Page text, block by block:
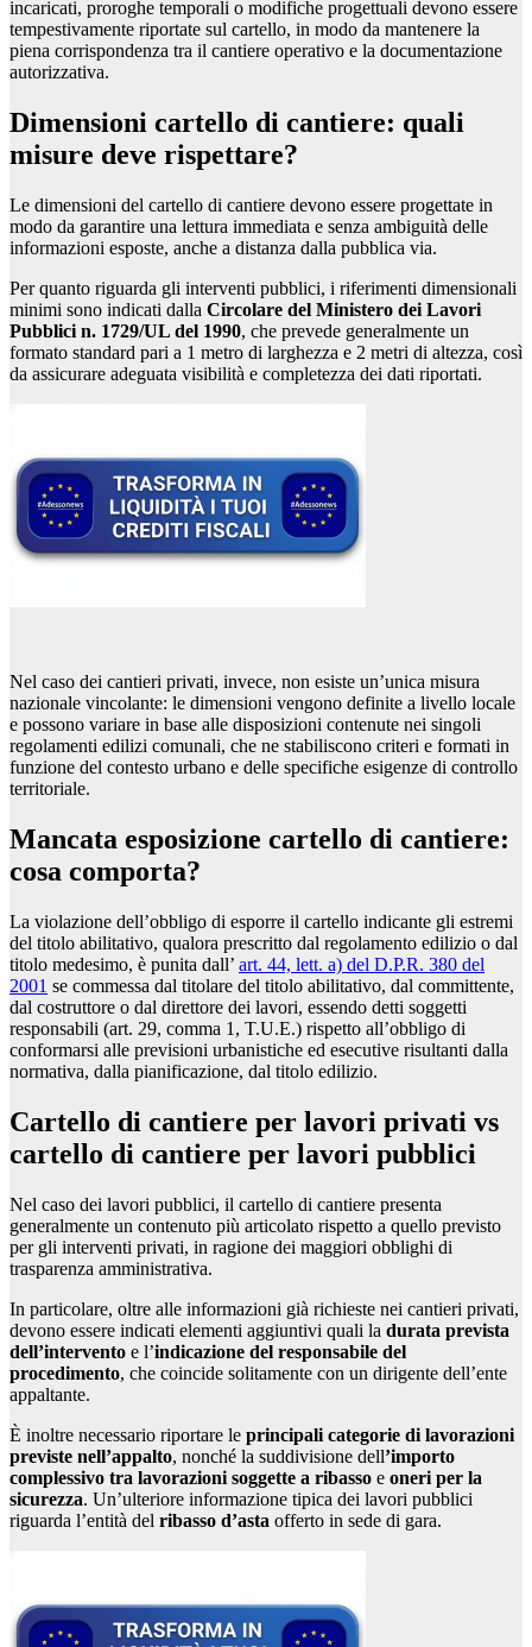
incaricati, proroghe temporali o modifiche progettuali devono essere
tempestivamente riportate sul cartello, in modo da mantenere la
piena corrispondenza tra il cantiere operativo e la documentazione
autorizzativa.
Dimensioni cartello di cantiere: quali
misure deve rispettare?
Le dimensioni del cartello di cantiere devono essere progettate in
modo da garantire una lettura immediata e senza ambiguità delle
informazioni esposte, anche a distanza dalla pubblica via.
Per quanto riguarda gli interventi pubblici, i riferimenti dimensionali
minimi sono indicati dalla Circolare del Ministero dei Lavori
Pubblici n. 1729/UL del 1990, che prevede generalmente un
formato standard pari a 1 metro di larghezza e 2 metri di altezza, così
da assicurare adeguata visibilità e completezza dei dati riportati.
Nel caso dei cantieri privati, invece, non esiste un’unica misura
nazionale vincolante: le dimensioni vengono definite a livello locale
e possono variare in base alle disposizioni contenute nei singoli
regolamenti edilizi comunali, che ne stabiliscono criteri e formati in
funzione del contesto urbano e delle specifiche esigenze di controllo
territoriale.
Mancata esposizione cartello di cantiere:
cosa comporta?
La violazione dell’obbligo di esporre il cartello indicante gli estremi
del titolo abilitativo, qualora prescritto dal regolamento edilizio o dal
titolo medesimo, è punita dall’ art. 44, lett. a) del D.P.R. 380 del
2001 se commessa dal titolare del titolo abilitativo, dal committente,
dal costruttore o dal direttore dei lavori, essendo detti soggetti
responsabili (art. 29, comma 1, T.U.E.) rispetto all’obbligo di
conformarsi alle previsioni urbanistiche ed esecutive risultanti dalla
normativa, dalla pianificazione, dal titolo edilizio.
Cartello di cantiere per lavori privati vs
cartello di cantiere per lavori pubblici
Nel caso dei lavori pubblici, il cartello di cantiere presenta
generalmente un contenuto più articolato rispetto a quello previsto
per gli interventi privati, in ragione dei maggiori obblighi di
trasparenza amministrativa.
In particolare, oltre alle informazioni già richieste nei cantieri privati,
devono essere indicati elementi aggiuntivi quali la durata prevista
dell’intervento e l’indicazione del responsabile del
procedimento, che coincide solitamente con un dirigente dell’ente
appaltante.
È inoltre necessario riportare le principali categorie di lavorazioni
previste nell’appalto, nonché la suddivisione dell’importo
complessivo tra lavorazioni soggette a ribasso e oneri per la
sicurezza. Un’ulteriore informazione tipica dei lavori pubblici
riguarda l’entità del ribasso d’asta offerto in sede di gara.